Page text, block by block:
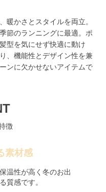
暖かさとスタイルを両立。
節のランニングに最適。ポ
型を気にせず快適に動け
、機能性とデザイン性を兼
ンに欠かせないアイテムで
徴
素材感
温性が高く冬のお出
質感です。